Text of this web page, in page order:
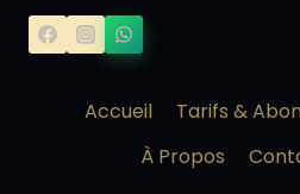
Accueil Tarifs &
À Propos